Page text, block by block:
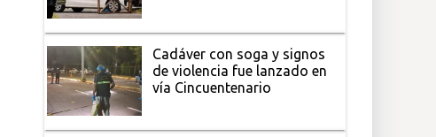
Cadáver con soga y signos
de violencia fue lanzado en
vía Cincuentenario